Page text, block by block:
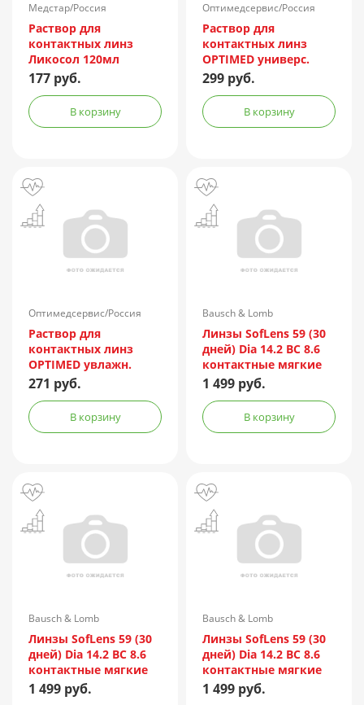
Медстар/Россия
Раствор для
контактных линз
Ликосол 120мл
177 руб.
В корзину
Оптимедсервис/Россия
Раствор для
контактных линз
OPTIMED универс.
250мл
299 руб.
В корзину
Оптимедсервис/Россия
Раствор для
контактных линз
OPTIMED увлажн.
10мл
271 руб.
В корзину
Bausch & Lomb
Линзы SofLens 59 (30
дней) Dia 14.2 BC 8.6
контактные мягкие
корриг. (-3,50) №6
1 499 руб.
В корзину
Bausch & Lomb
Линзы SofLens 59 (30
дней) Dia 14.2 BC 8.6
контактные мягкие
корриг. (-4,50) №6
1 499 руб.
Bausch & Lomb
Линзы SofLens 59 (30
дней) Dia 14.2 BC 8.6
контактные мягкие
корриг. (-4,75) №6
1 499 руб.